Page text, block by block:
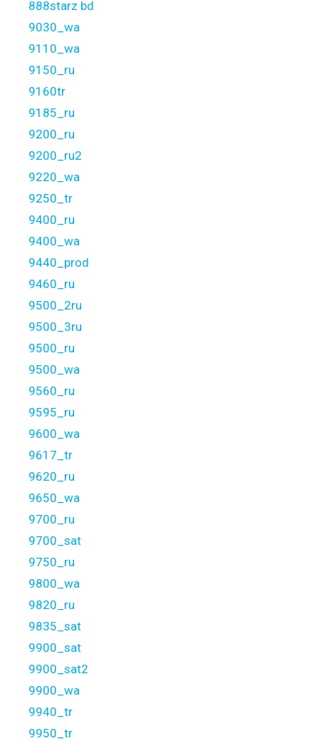
888starz bd
9030_wa
9110_wa
9150_ru
9160tr
9185_ru
9200_ru
9200_ru2
9220_wa
9250_tr
9400_ru
9400_wa
9440_prod
9460_ru
9500_2ru
9500_3ru
9500_ru
9500_wa
9560_ru
9595_ru
9600_wa
9617_tr
9620_ru
9650_wa
9700_ru
9700_sat
9750_ru
9800_wa
9820_ru
9835_sat
9900_sat
9900_sat2
9900_wa
9940_tr
9950_tr